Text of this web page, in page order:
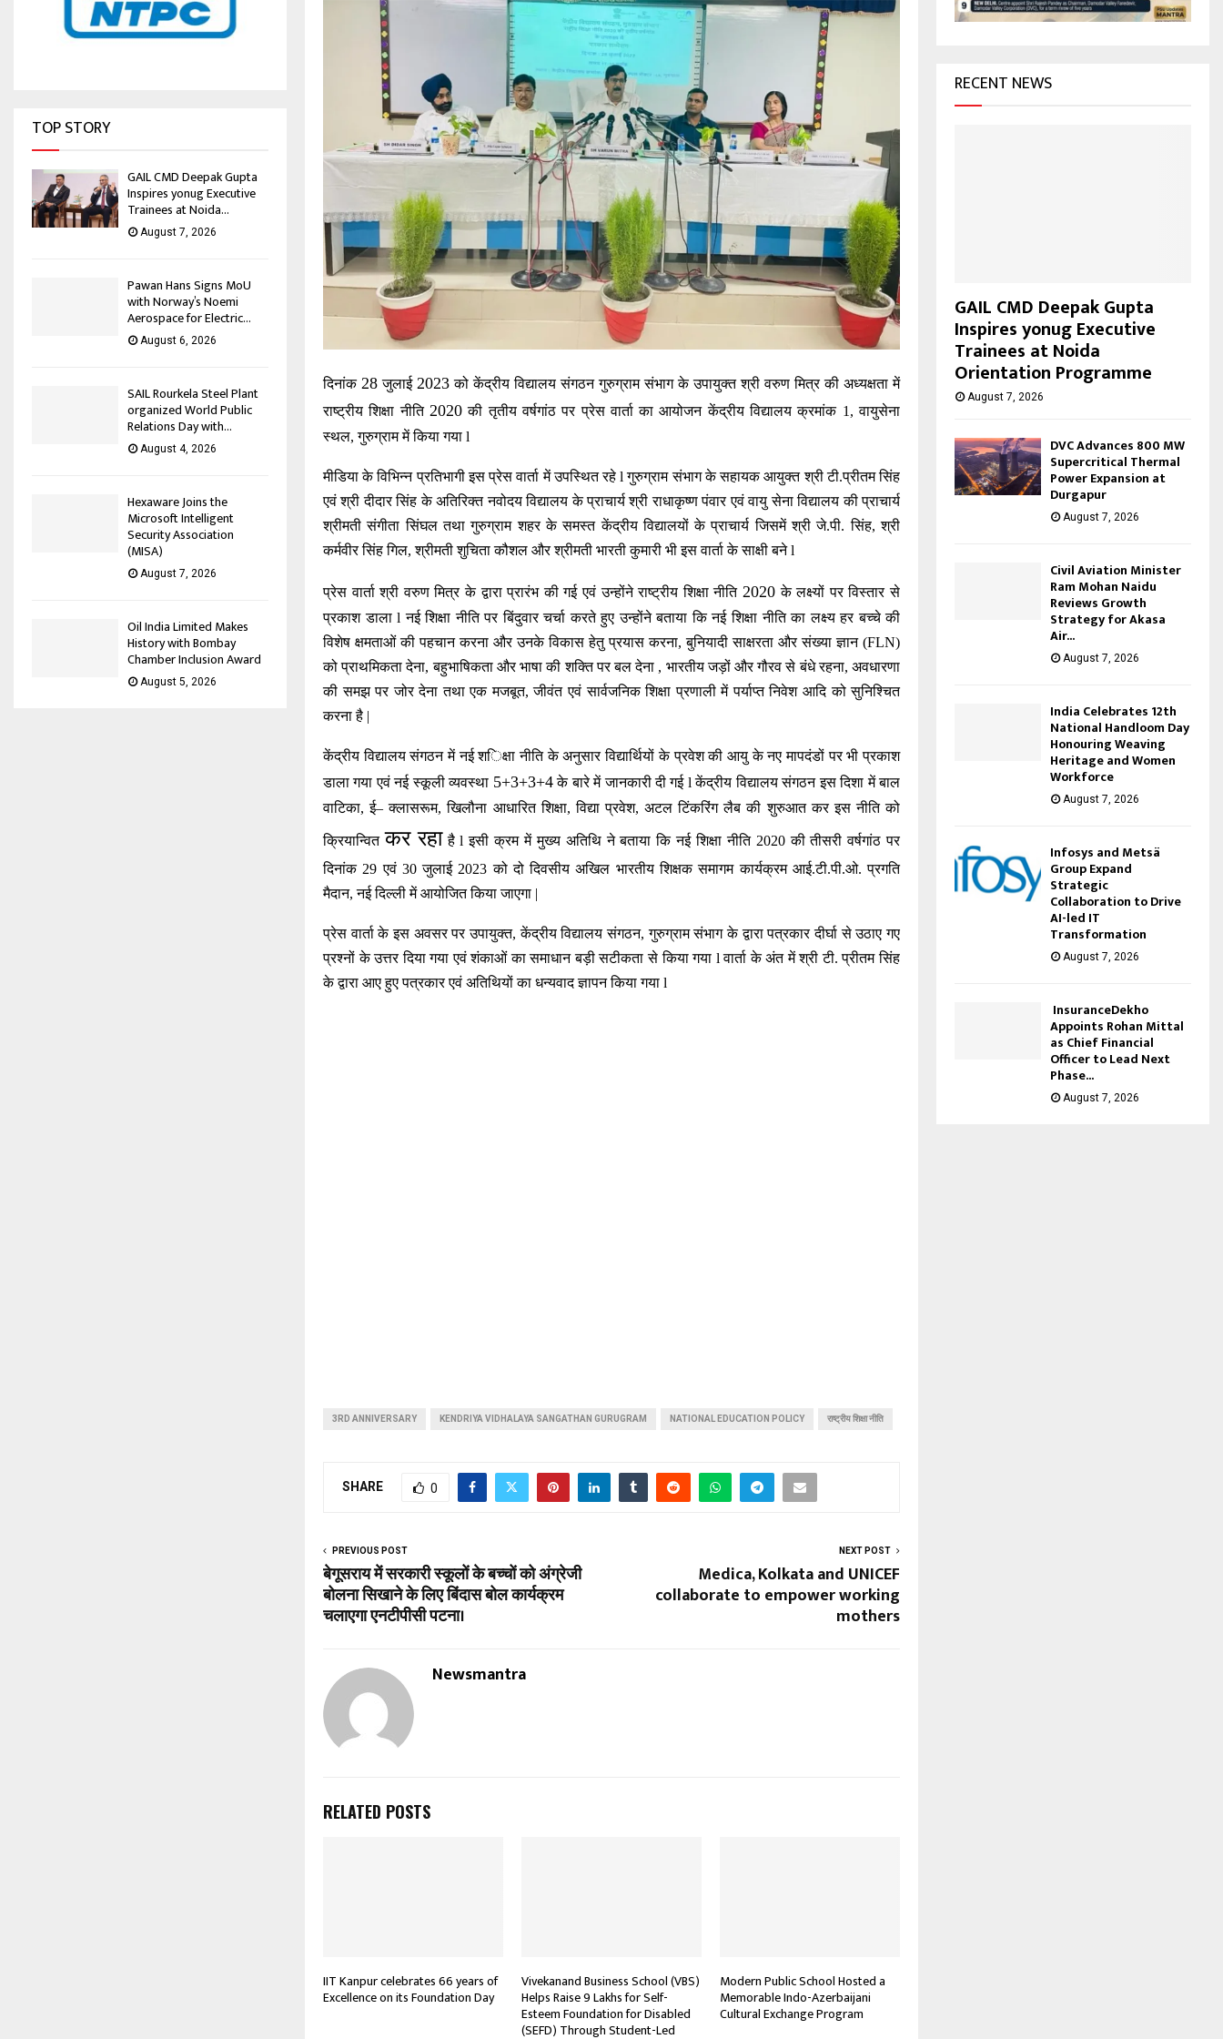
दिनांक 28 जुलाई 2023 को केंद्रीय विद्यालय संगठन गुरुग्राम संभाग के उपायुक्त श्री वरुण मित्र की अध्यक्षता में
राष्ट्रीय शिक्षा नीति 2020 की तृतीय वर्षगांठ पर प्रेस वार्ता का आयोजन केंद्रीय विद्यालय क्रमांक 1,वायुसेना
स्थल,गुरुग्राम में किया गया l
मीडिया के विभिन्न प्रतिभागी इस प्रेस वार्ता में उपस्थित रहेlगुरुग्राम संभाग के सहायक आयुक्त श्री टी.प्रीतम सिंह
एवं श्री दीदार सिंह के अतिरिक्त नवोदय विद्यालय के प्राचार्य श्री राधाकृष्णपंवारएवं वायु सेना विद्यालय की प्राचार्य
श्रीमती संगीता सिंघल तथा गुरुग्राम शहर के समस्त केंद्रीय विद्यालयों के प्राचार्य जिसमें श्री जे.पी.सिंह,श्री
कर्मवीर सिंह गिल,श्रीमती शुचिता कौशल और श्रीमती भारती कुमारी भी इस वार्ता के साक्षी बनेl
प्रेस वार्ता श्री वरुण मित्र के द्वारा प्रारंभ की गई एवं उन्होंने राष्ट्रीय शिक्षा नीति 2020 के लक्ष्यों पर विस्तार से
प्रकाश डालाl नई शिक्षा नीति पर बिंदुवार चर्चा करते हुए उन्होंने बतायाकि नई शिक्षा नीति का लक्ष्य हर बच्चे की
विशेष क्षमताओं की पहचान करना और उनके विकास हेतु प्रयास करना,बुनियादी साक्षरता और संख्या ज्ञान (FLN)
को प्राथमिकता देना,बहुभाषिकता और भाषा की शक्ति पर बल देना , भारतीय जड़ों और गौरव से बंधे रहना,अवधारणा
की समझ पर जोर देना तथाएक मजबूत,जीवंत एवं सार्वजनिक शिक्षा प्रणाली में पर्याप्त निवेश आदि को सुनिश्चित
करना है |
केंद्रीय विद्यालय संगठन मेंनई शिक्षा नीति के अनुसार विद्यार्थियों के प्रवेश की आयु के नए मापदंडों पर भी प्रकाश
डाला गया एवं नई स्कूली व्यवस्था 5+3+3+4 के बारे में जानकारी दी गई lकेंद्रीय विद्यालय संगठन इस दिशा में बाल
वाटिका,ई–क्लासरूम,खिलौना आधारित शिक्षा,विद्या प्रवेश, अटल टिंकरिंग लैब की शुरुआत कर इस नीति को
क्रियान्वित कर रहा हैlइसी क्रम में मुख्य अतिथि ने बताया कि नई शिक्षा नीति 2020की तीसरी वर्षगांठ पर
दिनांक 29एवं 30जुलाई 2023को दो दिवसीय अखिल भारतीय शिक्षक समागम कार्यक्रम आई.टी.पी.ओ.प्रगति
मैदान,नई दिल्ली में आयोजित किया जाएगा |
प्रेस वार्ताके इस अवसर पर उपायुक्त,केंद्रीय विद्यालय संगठन,गुरुग्राम संभागके द्वारा पत्रकार दीर्घा से उठाए गए
प्रश्नों के उत्तर दिया गयाएवं शंकाओं कासमाधान बड़ी सटीकता से किया गया lवार्ता के अंत में श्री टी.प्रीतम सिंह
के द्वारा आए हुए पत्रकार एवं अतिथियों का धन्यवाद ज्ञापन किया गया l
3RD ANNIVERSARY KENDRIYA VIDHALAYA SANGATHAN GURUGRAM NATIONAL EDUCATION POLICY राष्ट्रीय शिक्षा नीति
SHARE 0
PREVIOUS POST
बेगूसराय में सरकारी स्कूलों के बच्चों को अंग्रेजी
बोलना सिखाने के लिए बिंदास बोल कार्यक्रम
चलाएगा एनटीपीसी पटना।
NEXT POST
Medica, Kolkata and UNICEF
collaborate to empower working
mothers
Newsmantra
RELATED POSTS
IIT Kanpur celebrates 66 years of
Excellence on its Foundation Day
Vivekanand Business School (VBS)
Helps Raise ₹9 Lakhs for Self-
Esteem Foundation for Disabled
(SEFD) Through Student-Led
Modern Public School Hosted a
Memorable Indo-Azerbaijani
Cultural Exchange Program
TOP STORY
GAIL CMD Deepak Gupta
Inspires yonug Executive
Trainees at Noida...
August 7, 2026
Pawan Hans Signs MoU
with Norway’s Noemi
Aerospace for Electric...
August 6, 2026
SAIL Rourkela Steel Plant
organized World Public
Relations Day with...
August 4, 2026
Hexaware Joins the
Microsoft Intelligent
Security Association
(MISA)
August 7, 2026
Oil India Limited Makes
History with Bombay
Chamber Inclusion Award
August 5, 2026
H
RECENT NEWS
GAIL CMD Deepak Gupta
Inspires yonug Executive
Trainees at Noida
Orientation Programme
August 7, 2026
DVC Advances 800 MW
Supercritical Thermal
Power Expansion at
Durgapur
August 7, 2026
Civil Aviation Minister
Ram Mohan Naidu
Reviews Growth
Strategy for Akasa
Air...
August 7, 2026
India Celebrates 12th
National Handloom Day
Honouring Weaving
Heritage and Women
Workforce
August 7, 2026
Infosys and Metsä
Group Expand
Strategic
Collaboration to Drive
AI-led IT
Transformation
August 7, 2026
InsuranceDekho
Appoints Rohan Mittal
as Chief Financial
Officer to Lead Next
Phase...
August 7, 2026